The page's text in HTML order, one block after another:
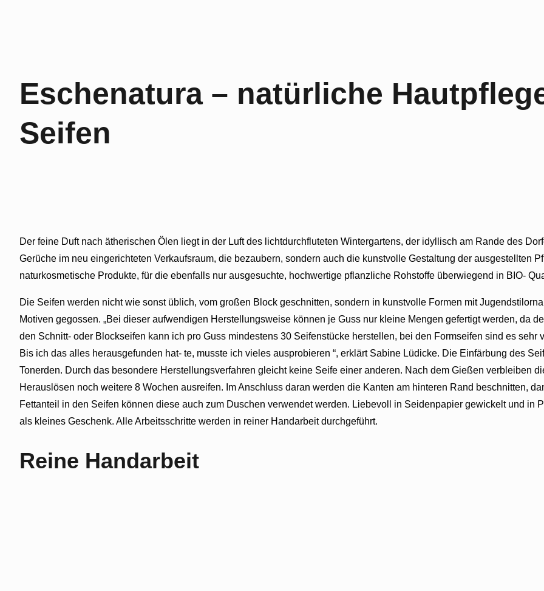
Eschenatura – natürliche
Seifen
Der feine Duft nach ätherischen Ölen liegt in der Luft des lichtdurchfluteten Wintergartens, der idyllisch am Rande des
Gerüche im neu eingerichteten Verkaufsraum, die bezaubern, sondern auch die kunstvolle Gestaltung der ausgestellten
naturkosmetische Produkte, für die ebenfalls nur ausgesuchte, hochwertige pflanzliche Rohstoffe überwiegend in BIO-
Die Seifen werden nicht wie sonst üblich, vom großen Block geschnitten, sondern in kunstvolle Formen mit
Motiven gegossen. „Bei dieser aufwendigen Herstellungsweise können je Guss nur kleine Mengen gefertigt werden, da
den Schnitt- oder Blockseifen kann ich pro Guss mindestens 30 Seifenstücke herstellen, bei den Formseifen sind es
Bis ich das alles herausgefunden hat- te, musste ich vieles ausprobieren “, erklärt Sabine Lüdicke. Die Einfärbung des
Tonerden. Durch das besondere Herstellungsverfahren gleicht keine Seife einer anderen. Nach dem Gießen verbleiben
Herauslösen noch weitere 8 Wochen ausreifen. Im Anschluss daran werden die Kanten am hinteren Rand beschnitten,
Fettanteil in den Seifen können diese auch zum Duschen verwendet werden. Liebevoll in Seidenpapier gewickelt und in
als kleines Geschenk. Alle Arbeitsschritte werden in reiner Handarbeit durchgeführt.
Reine Handarbeit